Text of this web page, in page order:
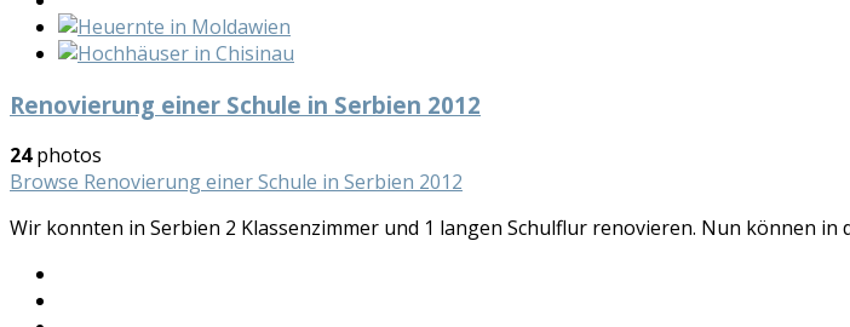
Renovierung einer Schule in Serbien 2012
24photos
Browse Renovierung einer Schule in Serbien 2012
Wir konnten in Serbien 2 Klassenzimmer und 1 langen Schulflur renovieren. Nun können